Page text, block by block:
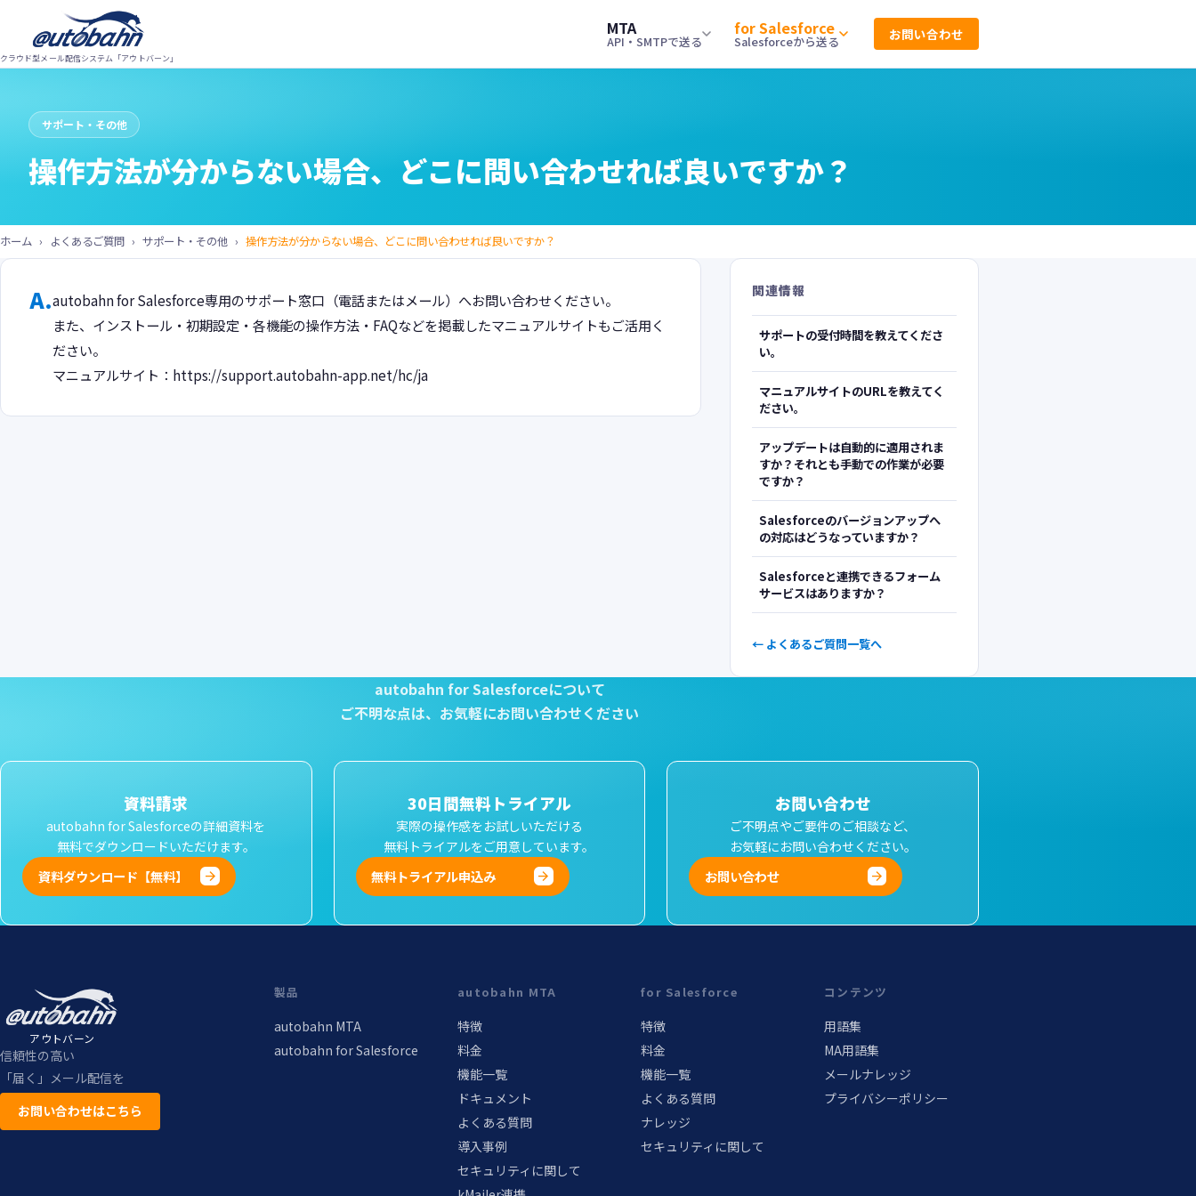
クラウド型メール配信システム「アウトバーン」
MTA
API・SMTPで送る
API・SMTPリレーで
自社システムから
高性能メール配信を
毎時数百万通規模の配信実績。独自開発のシ
ンジンのみをフル活用できます。
製品サイトを見る →
技術ドキュメントをまとめています。
autobahn MTA に関するよくある質問を、導入前
bar_chart
詳細機能を分かりやすく説明しています。
for Salesforce
Salesforceから送る
Salesforceから
最高品質の配信を
Salesforce上の顧客データをそのまま活用。
Salesforce標準機能の制限を超えたメール配
製品サイトを見る →
けます。
payments
月間配信数に応じたシンプルな料金体系。30日
無料トライアルもご用意。
monitoring
く解説したマニュアルを公開しています。
forward_to_inboxよくあるご質問
autobahn for Salesforceに関するよくある質問
Salesforceに関するナレッジをまとめています。
お問い合わせ
サポート・その他
操作方法が分からない場合、どこに問い合わせれば良いですか？
ホーム よくあるご質問 サポート・その他 操作方法が分からない場合、どこに問い合わせれば良いですか？
A.autobahn for Salesforce専用のサポート窓口（電話またはメール）へお問い合わせください。
また、インストール・初期設定・各機能の操作方法・FAQなどを掲載したマニュアルサイトもご活用く
ださい。
マニュアルサイト：https://support.autobahn-app.net/hc/ja
関連情報
サポートの受付時間を教えてくださ
い。
マニュアルサイトのURLを教えてく
ださい。
アップデートは自動的に適用されま
すか？それとも手動での作業が必要
ですか？
Salesforceのバージョンアップへ
の対応はどうなっていますか？
Salesforceと連携できるフォーム
サービスはありますか？
← よくあるご質問一覧へ
autobahn for Salesforceについて
ご不明な点は、 お気軽にお問い合わせください
資料請求
autobahn for Salesforceの詳細資料を
無料でダウンロードいただけます。
資料ダウンロード【無料】
30日間無料トライアル
実際の操作感をお試しいただける
無料トライアルをご用意しています。
無料トライアル申込み
お問い合わせ
ご不明点やご要件のご相談など、
お気軽にお問い合わせください。
お問い合わせ
アウトバーン
信頼性の高い
「届く」メール配信を
お問い合わせはこちら
製品
autobahn MTA
autobahn for Salesforce
autobahn MTA
特徴
料金
機能一覧
ドキュメント
よくある質問
導入事例
セキュリティに関して
for Salesforce
特徴
料金
機能一覧
よくある質問
ナレッジ
セキュリティに関して
コンテンツ
用語集
MA用語集
メールナレッジ
プライバシーポリシー